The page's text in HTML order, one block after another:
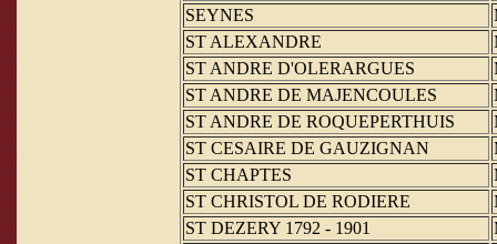
SEYNES
ST ALEXANDRE
ST ANDRE D'OLERARGUES
ST ANDRE DE MAJENCOULES
ST ANDRE DE ROQUEPERTHUIS
ST CESAIRE DE GAUZIGNAN
ST CHAPTES
ST CHRISTOL DE RODIERE
ST DEZERY 1792 - 1901